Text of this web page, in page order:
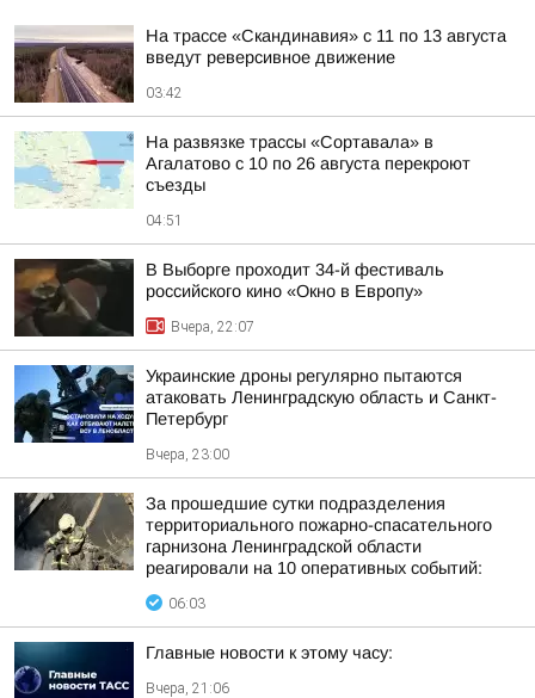
На трассе «Скандинавия» с 11 по 13 августа
введут реверсивное движение
03:42
На развязке трассы «Сортавала» в
Агалатово с 10 по 26 августа перекроют
съезды
04:51
В Выборге проходит 34-й фестиваль
российского кино «Окно в Европу»
Вчера, 22:07
Украинские дроны регулярно пытаются
атаковать Ленинградскую область и Санкт-
Петербург
Вчера, 23:00
За прошедшие сутки подразделения
территориального пожарно-спасательного
гарнизона Ленинградской области
реагировали на 10 оперативных событий:
06:03
Главные новости к этому часу:
Вчера, 21:06